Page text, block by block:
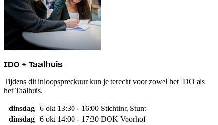
IDO + Taalhuis
Tijdens dit inloopspreekuur kun je terecht voor zowel het IDO als
het Taalhuis.
dinsdag 6 okt 13:30 - 16:00 Stichting Stunt
dinsdag
6 okt 14:00 - 17:30 DOK Voorhof